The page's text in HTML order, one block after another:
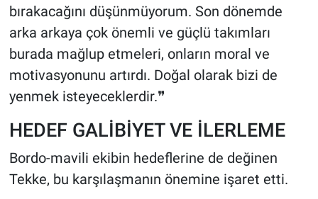
bırakacağını düşünmüyorum. Son dönemde
arka arkaya çok önemli ve güçlü takımları
burada mağlup etmeleri, onların moral ve
motivasyonunu artırdı. Doğal olarak bizi de
yenmek isteyeceklerdir.❞
HEDEF GALİBİYET VE İLERLEME
Bordo-mavili ekibin hedeflerine de değinen
Tekke, bu karşılaşmanın önemine işaret etti.